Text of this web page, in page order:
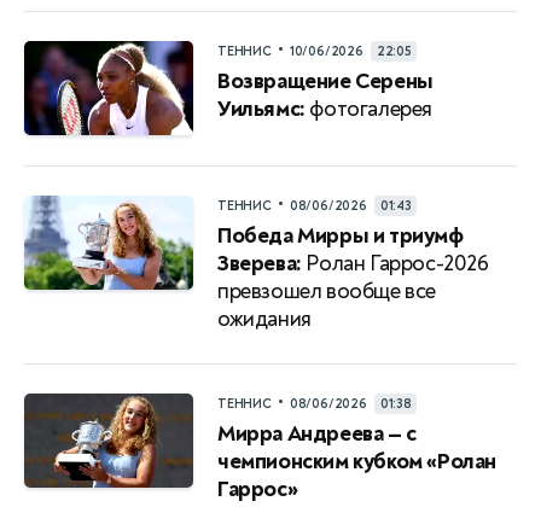
ТЕННИС • 10/06/2026 22:05
Возвращение Серены
Уильямс: фотогалерея
ТЕННИС • 08/06/2026 01:43
Победа Мирры и триумф
Зверева: Ролан Гаррос-2026
превзошел вообще все
ожидания
ТЕННИС • 08/06/2026 01:38
Мирра Андреева — с
чемпионским кубком «Ролан
Гаррос»